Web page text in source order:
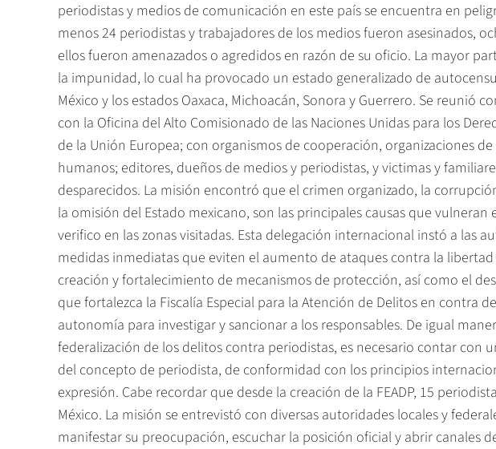
periodistas y medios de comunicación en este país se encuentra en
menos 24 periodistas y trabajadores de los medios fueron asesinados,
ellos fueron amenazados o agredidos en razón de su oficio. La mayor
la impunidad, lo cual ha provocado un estado generalizado de
México y los estados Oaxaca, Michoacán, Sonora y Guerrero. Se reunió
con la Oficina del Alto Comisionado de las Naciones Unidas para los
de la Unión Europea; con organismos de cooperación, organizaciones
humanos; editores, dueños de medios y periodistas, y victimas y
desparecidos. La misión encontró que el crimen organizado, la
la omisión del Estado mexicano, son las principales causas que vulneran
verifico en las zonas visitadas. Esta delegación internacional instó a las
medidas inmediatas que eviten el aumento de ataques contra la
creación y fortalecimiento de mecanismos de protección, así como el
que fortalezca la Fiscalía Especial para la Atención de Delitos en contra
autonomía para investigar y sancionar a los responsables. De igual
federalización de los delitos contra periodistas, es necesario contar con
del concepto de periodista, de conformidad con los principios
expresión. Cabe recordar que desde la creación de la FEADP, 15
México. La misión se entrevistó con diversas autoridades locales y
manifestar su preocupación, escuchar la posición oficial y abrir canales